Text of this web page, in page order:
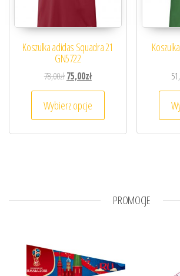
Koszulka adidas Squadra 21
GN5722
78,00złPierwotna cena wynosiła: 78,00zł.
75,00złAktualna cena wynosi: 75,00zł.
Wybierz opcje
Ten produkt ma
PROMOCJE